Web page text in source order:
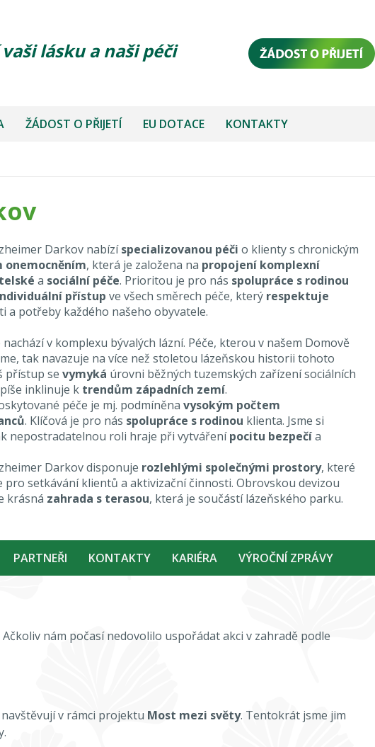
lásku a naši péči
ŽÁDOST O PŘIJETÍ EU DOTACE KONTAKTY
Darkov nabízíspecializovanou péči o klienty s chronickým
onemocněním, která je založena na propojení komplexní
a sociální péče. Prioritou je pro nás spolupráce s rodinou
přístup ve všech směrech péče, který respektuje
a potřeby každého našeho obyvatele.
nachází v komplexu bývalých lázní. Péče, kterou v našem Domově
tak navazuje na více než stoletou lázeňskou historii tohoto
přístup se vymyká úrovni běžných tuzemských zařízení sociálních
inklinuje k trendům západních zemí.
péče je mj. podmíněnavysokým počtem
. Klíčová je pro nás spolupráce s rodinou klienta. Jsme si
nepostradatelnou roli hraje při vytvářenípocitu bezpečía
Darkov disponuje rozlehlými společnými prostory, které
pro setkávání klientů a aktivizační činnosti. Obrovskou devizou
krásná zahrada s terasou, která je součástí lázeňského parku.
PARTNEŘI KONTAKTY KARIÉRA VÝROČNÍ ZPRÁVY
nám počasí nedovolilo uspořádat akci v zahradě podle
v rámci projektu Most mezi světy. Tentokrát jsme jim